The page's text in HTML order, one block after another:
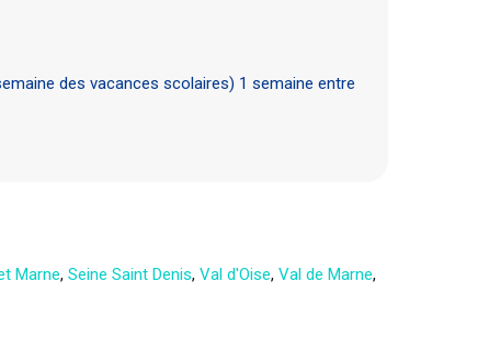
des vacances scolaires) 1 semaine entre
Marne, Seine Saint Denis, Val d'Oise, Val de Marne,